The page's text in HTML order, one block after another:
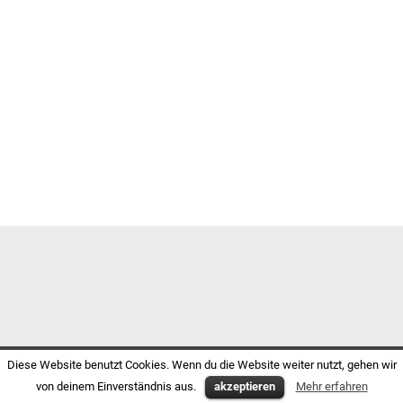
Diese Website benutzt Cookies. Wenn du die Website weiter nutzt, gehen wir
von deinem Einverständnis aus.
akzeptieren Mehr erfahren